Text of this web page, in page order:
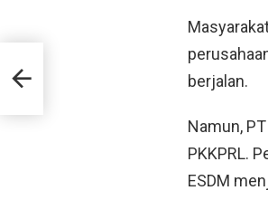
berjalan.
Namun,
PKKPRL.
ESDM